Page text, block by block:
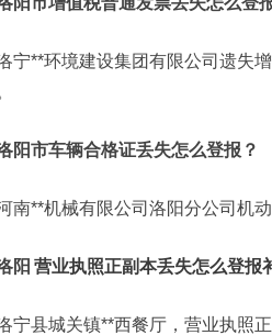
宁**环境建设集团有限公司遗失
阳市车辆合格证丢失怎么登报？
南**机械有限公司洛阳分公司机
阳 营业执照正副本丢失怎么登报
宁县城关镇**西餐厅，营业执照